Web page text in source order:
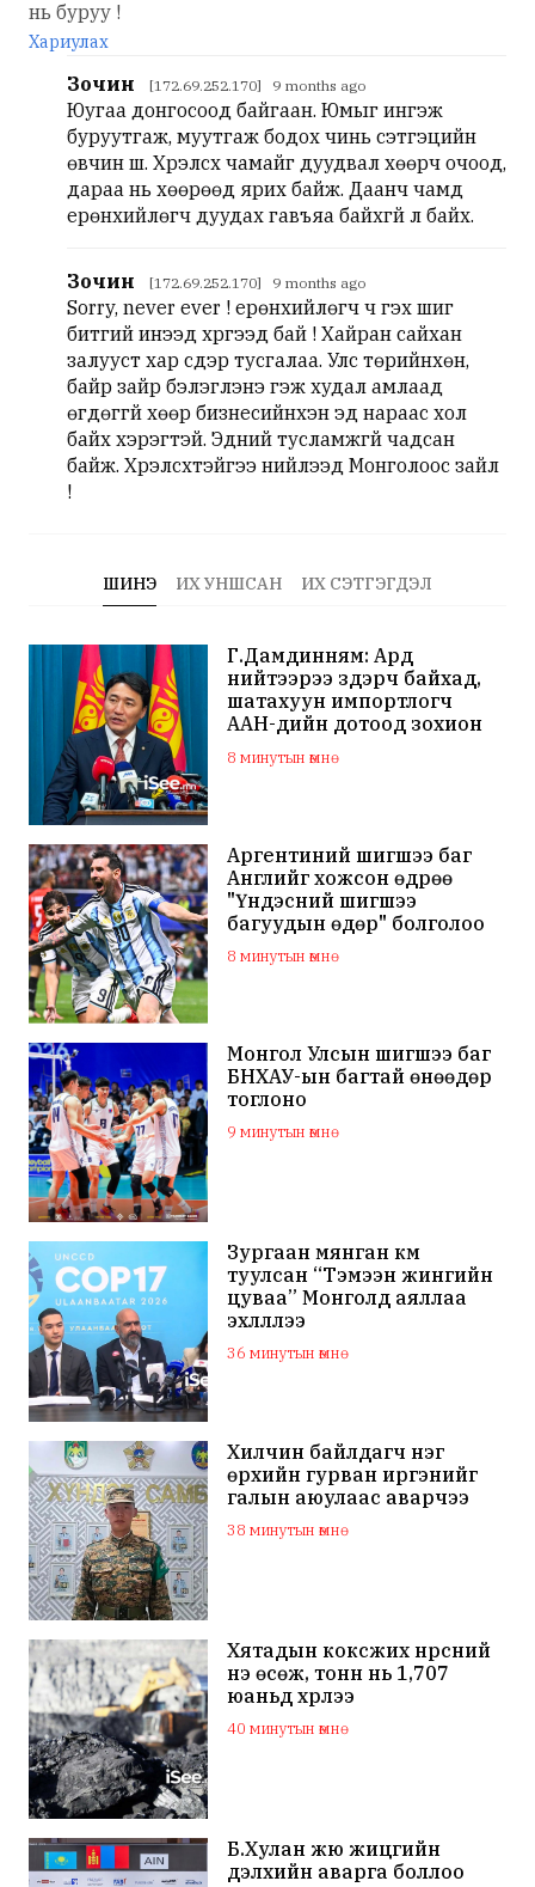
нь буруу !
Хариулах
Зочин [172.69.252.170] 9 months ago
Юугаа донгосоод байгаан. Юмыг ингэж
буруутгаж, муутгаж бодох чинь сэтгэцийн
өвчин шүү. Хүрэлсүх чамайг дуудвал хөөрч очоод,
дараа нь хөөрөөд ярих байж. Даанч чамд
ерөнхийлөгч дуудах гавъяа байхгүй л байх.
Зочин [172.69.252.170] 9 months ago
Sorry, never ever ! ерөнхийлөгч ч гэх шиг
битгий инээд хүргээд бай ! Хайран сайхан
залууст хар сүүдэр тусгалаа. Улс төрийнхөн,
байр зайр бэлэглэнэ гэж худал амлаад
өгдөггүй хөөрүү бизнесийнхэн эд нараас хол
байх хэрэгтэй. Эдний тусламжгүй чадсан
байж. Хүрэлсүхтэйгээ нийлээд Монголоос зайл
!
ШИНЭ ИХ УНШСАН ИХ СЭТГЭГДЭЛ
Г.Дамдинням: Ард
нийтээрээ зүдэрч байхад,
шатахуун импортлогч
ААН-үүдийн дотоод зохион
байгуулалтаа
сайжруулаач
8 минутын өмнө
Аргентиний шигшээ баг
Английг хожсон өдрөө
"Үндэсний шигшээ
багуудын өдөр" болголоо
8 минутын өмнө
Монгол Улсын шигшээ баг
БНХАУ-ын багтай өнөөдөр
тоглоно
9 минутын өмнө
Зургаан мянган км
туулсан “Тэмээн жингийн
цуваа” Монголд аяллаа
эхлүүллээ
36 минутын өмнө
Хилчин байлдагч нэг
өрхийн гурван иргэнийг
галын аюулаас аварчээ
38 минутын өмнө
Хятадын коксжих нүүрсний
үнэ өсөж, тонн нь 1,707
юаньд хүрлээ
40 минутын өмнө
Б.Хулан жюү жицүгийн
дэлхийн аварга боллоо